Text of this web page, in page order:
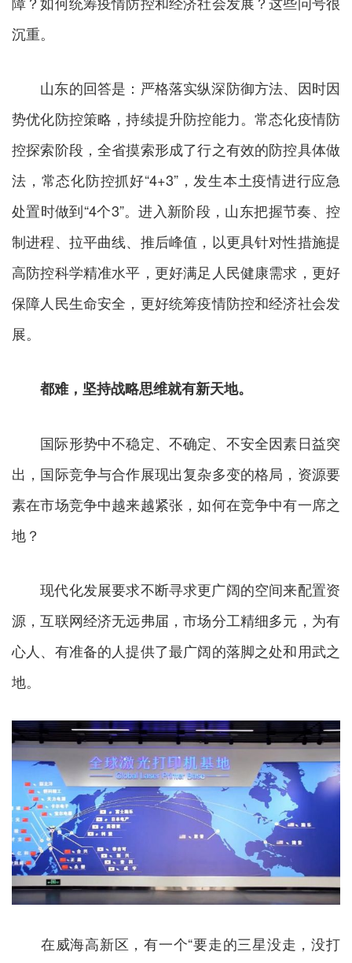
沉重。
山东的回答是：严格落实纵深防御方法、因时因
势优化防控策略，持续提升防控能力。常态化疫情防
控探索阶段，全省摸索形成了行之有效的防控具体做
法，常态化防控抓好“4+3”，发生本土疫情进行应急
处置时做到“4个3”。进入新阶段，山东把握节奏、控
制进程、拉平曲线、推后峰值，以更具针对性措施提
高防控科学精准水平，更好满足人民健康需求，更好
保障人民生命安全，更好统筹疫情防控和经济社会发
展。
都难，坚持战略思维就有新天地。
国际形势中不稳定、不确定、不安全因素日益突
出，国际竞争与合作展现出复杂多变的格局，资源要
素在市场竞争中越来越紧张，如何在竞争中有一席之
地？
现代化发展要求不断寻求更广阔的空间来配置资
源，互联网经济无远弗届，市场分工精细多元，为有
心人、有准备的人提供了最广阔的落脚之处和用武之
地。
在威海高新区，有一个“要走的三星没走，没打